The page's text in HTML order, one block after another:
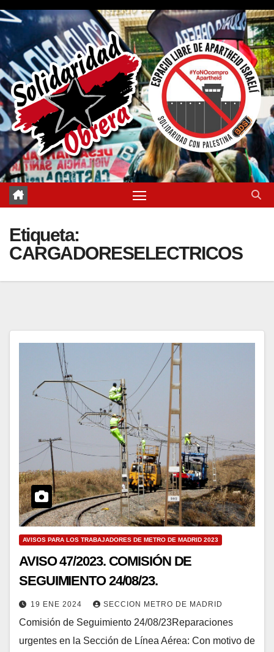
Saltar
contenido
Etiqueta:
CARGADORESELECTRICOS
AVISOS PARA LOS TRABAJADORES DE METRO DE MADRID 2023
AVISO 47/2023. COMISIÓN DE
SEGUIMIENTO 24/08/23.
19 ENE 2024 SECCION METRO DE MADRID
Comisión de Seguimiento 24/08/23Reparaciones
urgentes en la Sección de Línea Aérea: Con motivo de